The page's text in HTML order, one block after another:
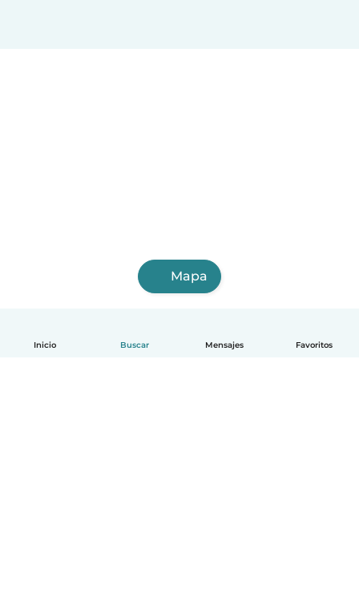
Inicio Buscar Mensajes Favoritos
Mapa